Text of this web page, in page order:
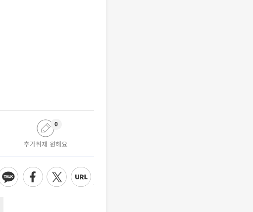
추가취재 원해요
0